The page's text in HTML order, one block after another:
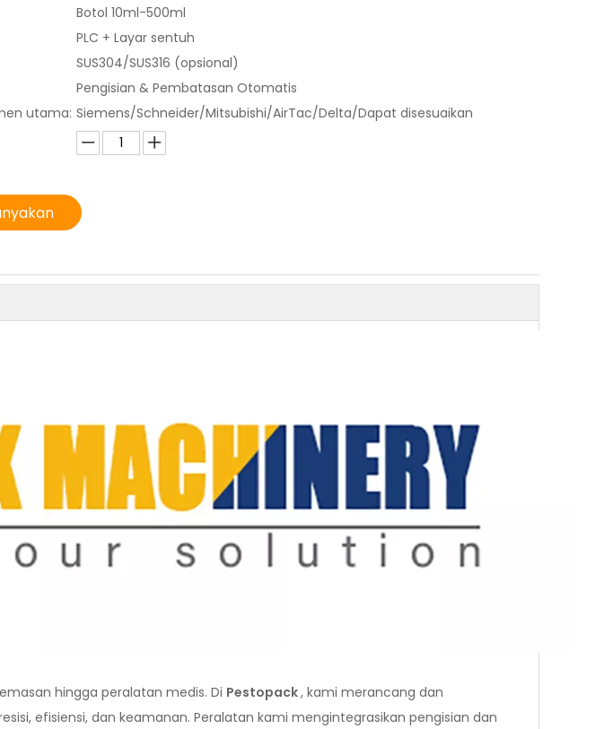
Botol 10ml-500ml
PLC + Layar sentuh
SUS304/SUS316 (opsional)
Pengisian & Pembatasan Otomatis
utama: Siemens/Schneider/Mitsubishi/AirTac/Delta/Dapat disesuaikan
hingga peralatan medis. Di Pestopack, kami merancang dan
efisiensi, dan keamanan. Peralatan kami mengintegrasikan pengisian dan